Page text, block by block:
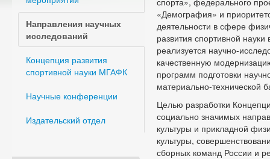
Направления научных
исследований
Концепция развития
спортивной науки МГАФК
Научные конференции
Издательский отдел
«Демография» и
деятельности в сфере
развития спортивной
реализуется научно-
качественную
программ подготовки
материально-технической
Целью разработки
социально значимых
культуры и прикладной
культуры,
сборных команд России и